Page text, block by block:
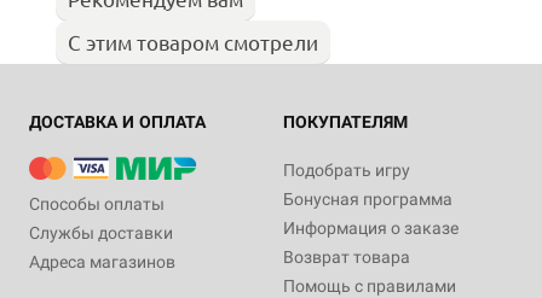
С этим товаром смотрели
ДОСТАВКА И ОПЛАТА
Способы оплаты
Службы доставки
Адреса магазинов
ПОКУПАТЕЛЯМ
Подобрать игру
Бонусная программа
Информация о заказе
Возврат товара
Помощь с правилами